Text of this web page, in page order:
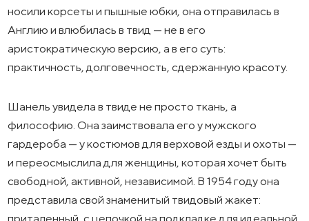
носили корсеты и пышные юбки, она отправилась в
Англию и влюбилась в твид — не в его
аристократическую версию, а в его суть:
практичность, долговечность, сдержанную красоту.
Шанель увидела в твиде не просто ткань, а
философию. Она заимствовала его у мужского
гардероба — у костюмов для верховой езды и охоты —
и переосмыслила для женщины, которая хочет быть
свободной, активной, независимой. В 1954 году она
представила свой знаменитый твидовый жакет:
приталенный, с цепочкой на подкладке для идеальной